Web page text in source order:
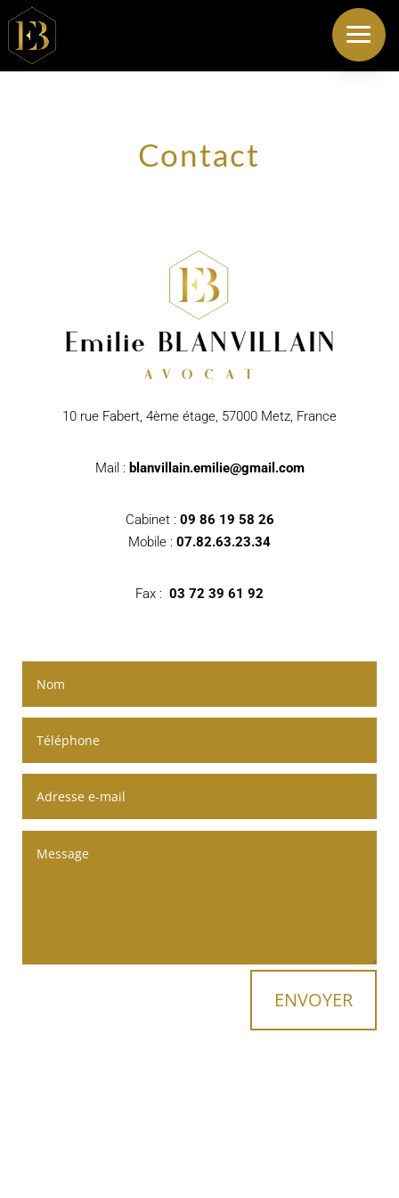
Contact
10 rue Fabert, 4ème étage, 57000 Metz, France
Mail : blanvillain.emilie@gmail.com
Cabinet : 09 86 19 58 26
Mobile : 07.82.63.23.34
Fax : 03 72 39 61 92
ENVOYER